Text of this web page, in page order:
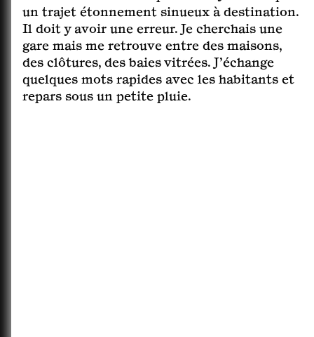
un trajet étonnement sinueux à destination.
Il doit y avoir une erreur. Je cherchais une
gare mais me retrouve entre des maisons,
des clôtures, des baies vitrées. J’échange
quelques mots rapides avec les habitants et
repars sous un petite pluie.